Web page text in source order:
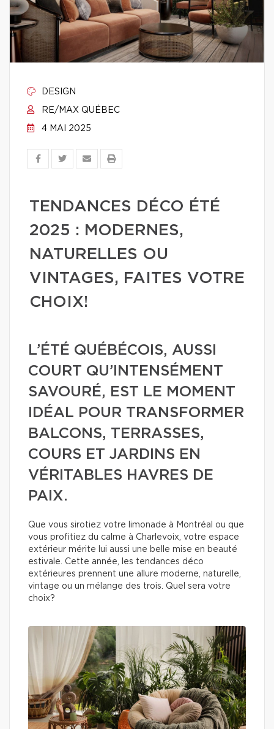
DESIGN
RE/MAX QUÉBEC
4 MAI 2025
TENDANCES DÉCO ÉTÉ
2025 : MODERNES,
NATURELLES OU
VINTAGES, FAITES VOTRE
CHOIX!
L’ÉTÉ QUÉBÉCOIS, AUSSI
COURT QU’INTENSÉMENT
SAVOURÉ, EST LE MOMENT
IDÉAL POUR TRANSFORMER
BALCONS, TERRASSES,
COURS ET JARDINS EN
VÉRITABLES HAVRES DE
PAIX.
Que vous sirotiez votre limonade à Montréal ou que
vous profitiez du calme à Charlevoix, votre espace
extérieur mérite lui aussi une belle mise en beauté
estivale. Cette année, les tendances déco
extérieures prennent une allure moderne, naturelle,
vintage ou un mélange des trois. Quel sera votre
choix?